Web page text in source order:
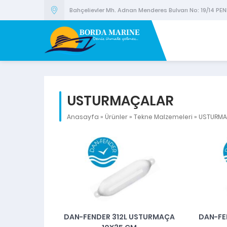
Bahçelievler Mh. Adnan Menderes Bulvarı No: 19/14
USTURMAÇALAR
Anasayfa » Ürünler » Tekne Malzemeleri »
DAN-FENDER 312L USTURMAÇA
DAN-